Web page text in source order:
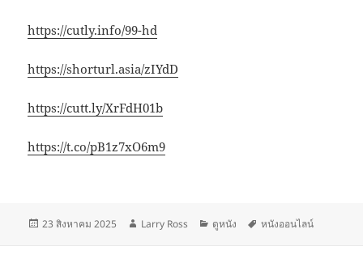
https://cutly.info/99-hd
https://shorturl.asia/zIYdD
https://cutt.ly/XrFdH01b
https://t.co/pB1z7xO6m9
เขียน
23 สิงหาคม 2025
ผู้
Larry Ross
หมวด
ดูหนัง
ป้าย
หนังออนไลน์